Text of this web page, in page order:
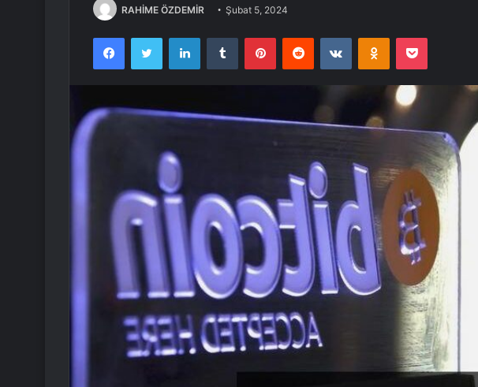
RAHİME ÖZDEMİR Şubat 5, 2024
FacebookTwitter LinkedInTumblr PinterestReddit VKontakteOdnoklassniki
Pocket